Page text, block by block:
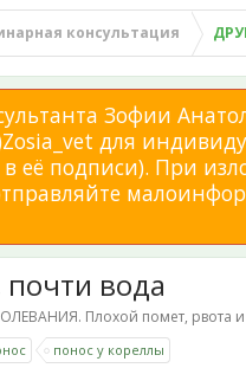
консультация
Зофии
для
её подписи). При
вода
Плохой помет, рвота и
понос у кореллы